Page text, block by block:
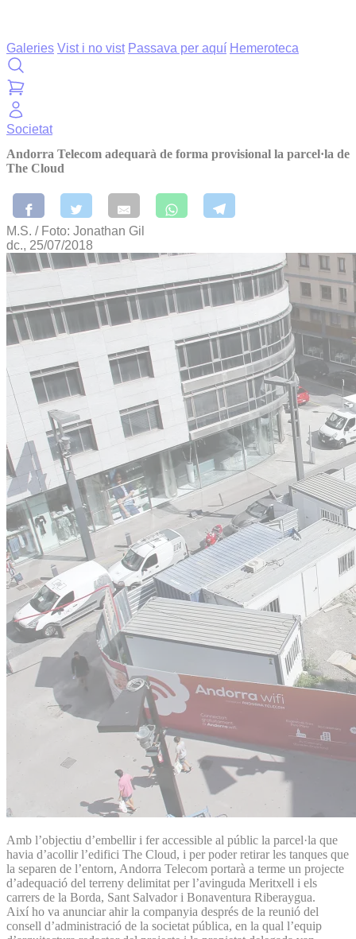
Galeries Vist i no vist Passava per aquí Hemeroteca
Societat
Andorra Telecom adequarà de forma provisional la parcel·la de
The Cloud
M.S. / Foto: Jonathan Gil
dc., 25/07/2018
Amb l’objectiu d’embellir i fer accessible al públic la parcel·la que
havia d’acollir l’edifici The Cloud, i per poder retirar les tanques que
la separen de l’entorn, Andorra Telecom portarà a terme un projecte
d’adequació del terreny delimitat per l’avinguda Meritxell i els
carrers de la Borda, Sant Salvador i Bonaventura Riberaygua.
Així ho va anunciar ahir la companyia després de la reunió del
consell d’administració de la societat pública, en la qual l’equip